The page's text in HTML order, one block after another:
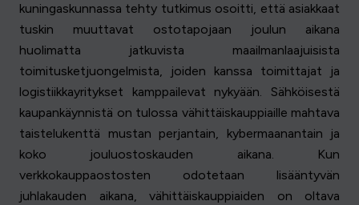
kuningaskunnassa tehty tutkimus osoitti, että asiakkaat
tuskin muuttavat ostotapojaan joulun aikana
huolimatta jatkuvista maailmanlaajuisista
toimitusketjuongelmista, joiden kanssa toimittajat ja
logistiikkayritykset kamppailevat nykyään. Sähköisestä
kaupankäynnistä on tulossa vähittäiskauppiaille mahtava
taistelukenttä mustan perjantain, kybermaanantain ja
koko jouluostoskauden aikana. Kun
verkkokauppaostosten odotetaan lisääntyvän
juhlakauden aikana, vähittäiskauppiaiden on oltava